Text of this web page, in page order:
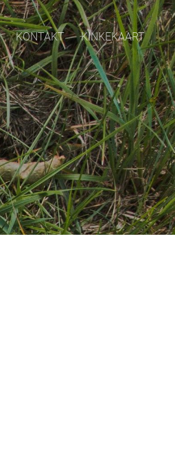
KONTAKT KINKEKAART